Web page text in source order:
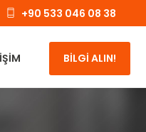
+90 533 046 08 38
BİLGİ ALIN!